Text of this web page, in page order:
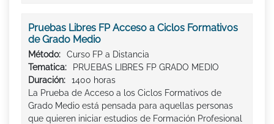
Pruebas Libres FP Acceso a Ciclos Formativos
de Grado Medio
Método:
Curso FP a Distancia
Tematica:
PRUEBAS LIBRES FP GRADO MEDIO
Duración:
1400 horas
La Prueba de Acceso a los Ciclos Formativos de
Grado Medio está pensada para aquellas personas
que quieren iniciar estudios de Formación Profesional